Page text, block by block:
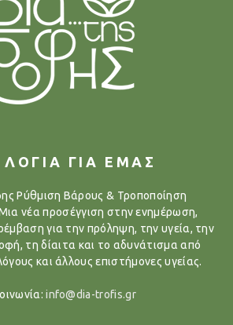
ΛΟΓΙΑ ΓΙΑ ΕΜΑΣ
Ρύθμιση Βάρους & Τροποποίηση
νέα προσέγγιση στην ενημέρωση,
για την πρόληψη, την υγεία, την
τη δίαιτα και το αδυνάτισμα από
και άλλους επιστήμονες υγείας.
info@dia-trofis.gr